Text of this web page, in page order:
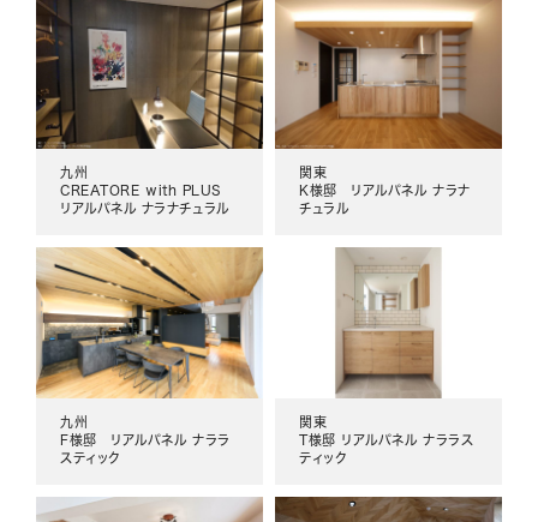
九州
CREATORE with PLUS
リアルパネル ナラナチュラル
関東
K様邸 リアルパネル ナラナ
チュラル
九州
F様邸 リアルパネル ナララ
スティック
関東
T様邸 リアルパネル ナララス
ティック